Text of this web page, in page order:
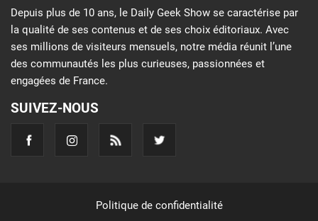
Depuis plus de 10 ans, le Daily Geek Show se caractérise par
la qualité de ses contenus et de ses choix éditoriaux. Avec
ses millions de visiteurs mensuels, notre média réunit l’une
des communautés les plus curieuses, passionnées et
engagées de France.
SUIVEZ-NOUS
Politique de confidentialité